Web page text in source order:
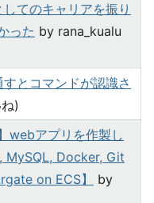
てのキャリアを振り
った by rana_kualu
とコマンドが認識さ
)
webアプリを作製し
MySQL, Docker, Git
on ECS】
by